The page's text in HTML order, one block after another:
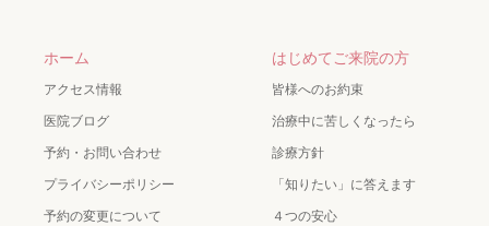
ホーム
アクセス情報
医院ブログ
予約・お問い合わせ
プライバシーポリシー
予約の変更について
はじめてご来院の方
皆様へのお約束
治療中に苦しくなったら
診療方針
「知りたい」に答えます
４つの安心